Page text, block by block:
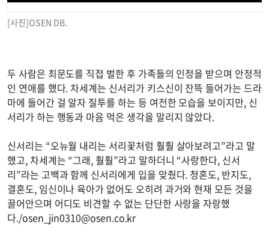
[사진]OSEN DB.
두 사람은 최문도를 직접 벌한 후 가족들의 인정을 받으며 안정적
인 연애를 했다. 차세계는 신서리가 키스신이 잔뜩 들어가는 드라
마에 들어간 걸 알자 질투를 하는 등 여전한 모습을 보이지만, 신
서리가 하는 행동과 마음 먹은 생각을 말리지 않았다.
신서리는 “오뉴월 내리는 서리꽃처럼 훨훨 살아보려고”라고 말
했고, 차세계는 “그래, 훨훨”라고 말하더니 “사랑한다, 신서
리”라는 고백과 함께 신서리에게 입을 맞췄다. 청혼도, 반지도,
결혼도, 임신이나 육아가 없어도 오히려 과거와 현재 모든 것을
끌어안으며 어디도 비견할 수 없는 단단한 사랑을 자랑했
다./osen_jin0310@osen.co.kr